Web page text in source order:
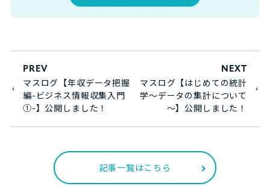
PREV
マスログ【年収データ把握
編-ビジネス情報収集入門
①-】公開しました！
NEXT
マスログ【はじめての統計
学～データの集計について
～】公開しました！
記事一覧はこちら